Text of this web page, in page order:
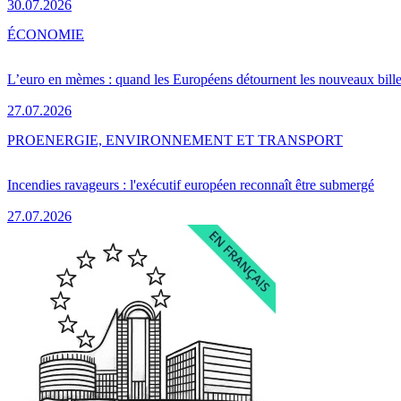
30.07.2026
L’euro en mèmes : quand les Européens détournent les nouveaux
27.07.2026
ÉCONOMIE
Incendies ravageurs : l'exécutif européen reconnaît être submergé
27.07.2026
PROENERGIE, ENVIRONNEMENT ET TRANSPORT